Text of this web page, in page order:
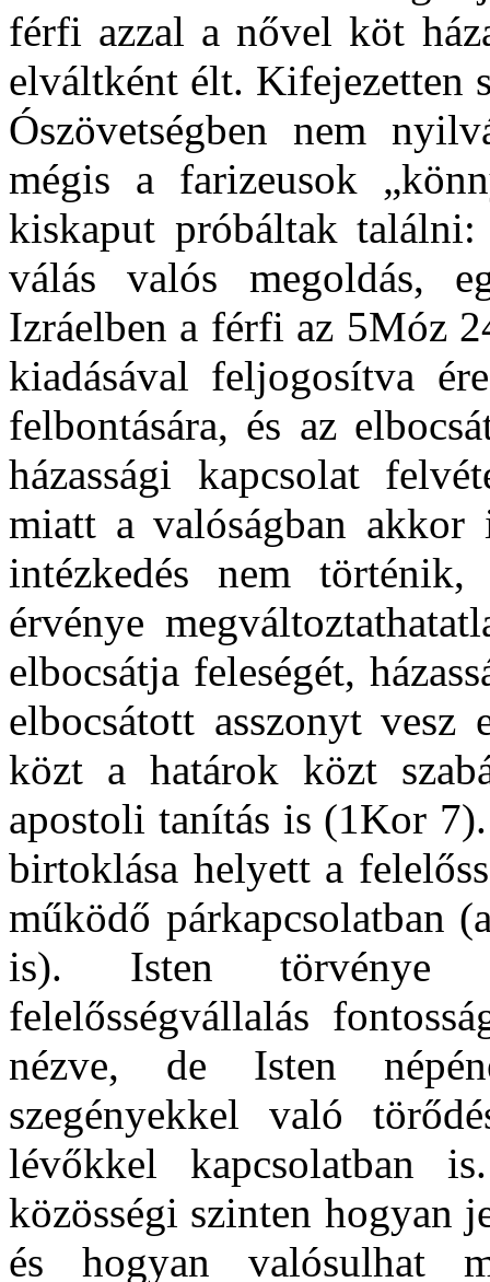
férfi azzal a nővel köt
elváltként élt. Kifejezetten
Ószövetségben nem
mégis a farizeusok
kiskaput próbáltak
válás valós megoldás,
Izráelben a férfi az 5Móz
kiadásával feljogosítva
felbontására, és az
házassági kapcsolat
miatt a valóságban
intézkedés nem
érvénye
elbocsátja feleségét,
elbocsátott asszonyt vesz
közt a határok közt
apostoli tanítás is (1Kor
birtoklása helyett a
működő párkapcsolatban
is). Isten törvénye
felelősségvállalás
nézve, de Isten
szegényekkel való
lévőkkel kapcsolatban
közösségi szinten hogyan
és hogyan valósulhat